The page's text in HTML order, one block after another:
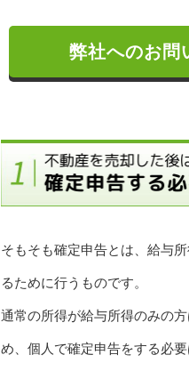
弊社へのお問
そもそも確定申告とは、給与
るために行うものです。
通常の所得が給与所得のみの
め、個人で確定申告をする必要